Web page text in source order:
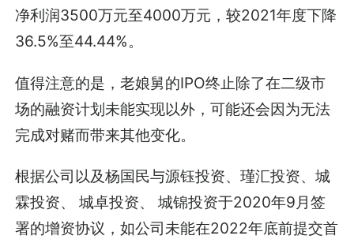
净利润3500万元至4000万元，较2021年度下降
36.5%至44.44%。
值得注意的是，老娘舅的IPO终止除了在二级市
场的融资计划未能实现以外，可能还会因为无法
完成对赌而带来其他变化。
根据公司以及杨国民与源钰投资、瑾汇投资、城
霖投资、 城卓投资、 城锦投资于2020年9月签
署的增资协议，如公司未能在2022年底前提交首